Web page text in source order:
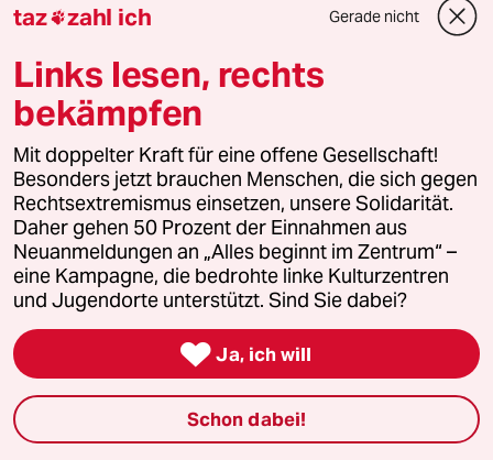
erledigen!“ Newahr Normal
Ja wie? Klüngel? “Frauman kennt
sich!
Frauman hilft sich!“
kurz - Öffentlich ist ja noch nicht
gerafft!
Sitzt du erst bei Gerd Mutti et al.
In Bonn Berlin Davos - auffem Schoß
(Isses umgekehrt? Ooch nich
verkehrt!)
Hastes doch teflonmäßig echt
geschafft!
taz zahl ich Gerade nicht
Links lesen, rechts
bekämpfen
Mit doppelter Kraft für eine offene Gesellschaft!
Besonders jetzt brauchen Menschen, die sich gegen
Rechtsextremismus einsetzen, unsere Solidarität.
Daher gehen 50 Prozent der Einnahmen aus
Neuanmeldungen an „Alles beginnt im Zentrum“ –
eine Kampagne, die bedrohte linke Kulturzentren
und Jugendorte unterstützt. Sind Sie dabei?
 Ja, ich will
Schon dabei!